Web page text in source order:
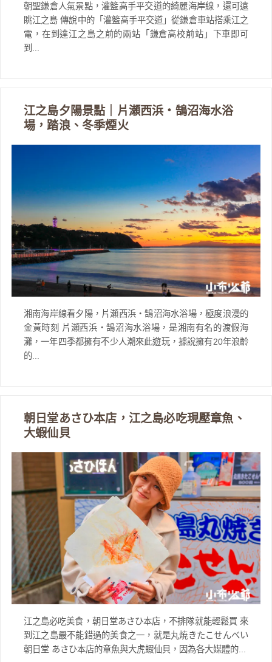
朝聖鎌倉人氣景點，灌籃高手平交道的綺麗海岸線，還可遠
眺江之島 傳說中的「灌籃高手平交道」從鎌倉車站搭乘江之
電，在到達江之島之前的兩站「鎌倉高校前站」下車即可
到...
江之島夕陽景點｜片瀬西浜・鵠沼海水浴
場，踏浪、冬季煙火
湘南海岸線看夕陽，片瀬西浜・鵠沼海水浴場，極度浪漫的
金黃時刻 片瀬西浜・鵠沼海水浴場，是湘南有名的渡假海
灘，一年四季都擁有不少人潮來此遊玩，據說擁有20年浪齡
的...
朝日堂あさひ本店，江之島必吃現壓章魚、
大蝦仙貝
江之島必吃美食，朝日堂あさひ本店，不排隊就能輕鬆買 來
到江之島最不能錯過的美食之一，就是丸焼きたこせんべい
朝日堂 あさひ本店的章魚與大虎蝦仙貝，因為各大媒體的...